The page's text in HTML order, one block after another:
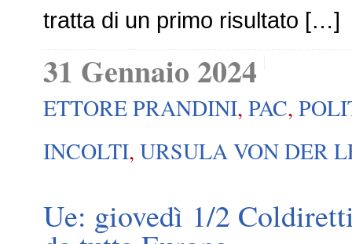
tratta di un primo risultato […]
31 Gennaio 2024
ETTORE PRANDINI, PAC,
INCOLTI, URSULA VON DER
Ue: giovedì 1/2